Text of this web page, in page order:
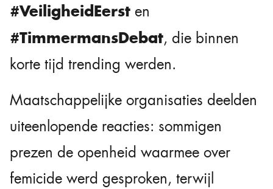
#VeiligheidEerst en
#TimmermansDebat, die binnen
korte tijd trending werden.
Maatschappelijke organisaties deelden
uiteenlopende reacties: sommigen
prezen de openheid waarmee over
femicide werd gesproken, terwijl